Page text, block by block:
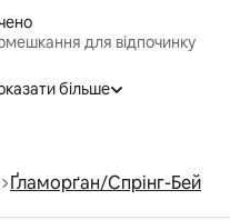
для відпочинку
більше
Ґламорґан/Спрінг-Бей